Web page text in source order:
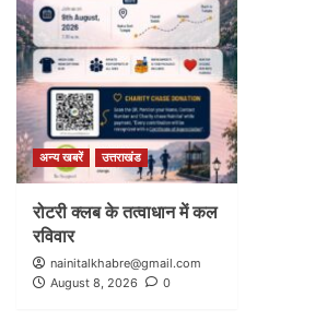
अन्य खबरें उत्तराखंड
रोटरी क्लब के तत्वाधान में कल
रविवार
nainitalkhabre@gmail.com
August 8, 2026
0